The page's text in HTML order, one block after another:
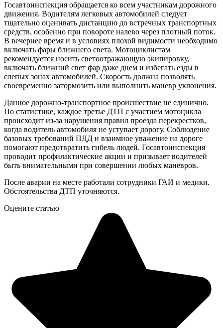
Госавтоинспекция обращается ко всем участникам дорожного
движения. Водителям легковых автомобилей следует
тщательно оценивать дистанцию до встречных транспортных
средств, особенно при повороте налево через плотный поток.
В вечернее время и в условиях плохой видимости необходимо
включать фары ближнего света. Мотоциклистам
рекомендуется носить светоотражающую экипировку,
включать ближний свет фар даже днем и избегать езды в
слепых зонах автомобилей. Скорость должна позволять
своевременно затормозить или выполнить маневр уклонения.
Данное дорожно-транспортное происшествие не единично.
По статистике, каждое третье ДТП с участием мотоцикла
происходит из-за нарушения правил проезда перекрестков,
когда водитель автомобиля не уступает дорогу. Соблюдение
базовых требований ПДД и взаимное уважение на дороге
помогают предотвратить гибель людей. Госавтоинспекция
проводит профилактические акции и призывает водителей
быть внимательными при совершении любых маневров.
После аварии на месте работали сотрудники ГАИ и медики.
Обстоятельства ДТП уточняются.
Оцените статью